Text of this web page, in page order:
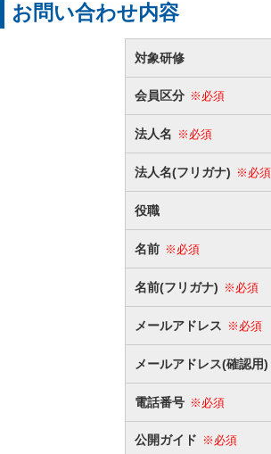
お問い合わせ内容
対象研修
会員区分 ※必須
法人名 ※必須
法人名(フリガナ) ※必須
役職
名前 ※必須
名前(フリガナ) ※必須
メールアドレス ※必須
メールアドレス(確認用)
電話番号 ※必須
公開ガイド ※必須